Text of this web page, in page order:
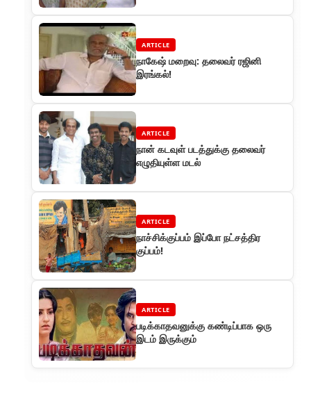
ARTICLE
நாகேஷ் மறைவு: தலைவர் ரஜினி
இரங்கல்!
ARTICLE
நான் கடவுள் படத்துக்கு தலைவர்
எழுதியுள்ள மடல்
ARTICLE
நாச்சிக்குப்பம் இப்போ நட்சத்திர
குப்பம்!
ARTICLE
படிக்காதவனுக்கு கண்டிப்பாக ஒரு
இடம் இருக்கும்